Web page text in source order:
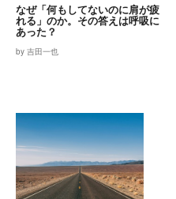
なぜ「何もしてないのに肩が疲
れる」のか。その答えは呼吸に
あった？
by 吉田一也